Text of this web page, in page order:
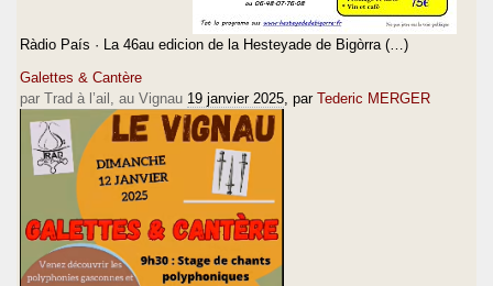
Ràdio País · La 46au edicion de la Hesteyade de Bigòrra (…)
Galettes & Cantère
par Trad à l’ail, au Vignau 19 janvier 2025 , par Tederic MERGER